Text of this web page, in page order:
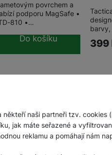
naši partneři tzv. cookies
jak máte seřazené a
reklamu a pomáhají nám
povrchem a
podporu MagSafe •
810 •…
Do košíku 399